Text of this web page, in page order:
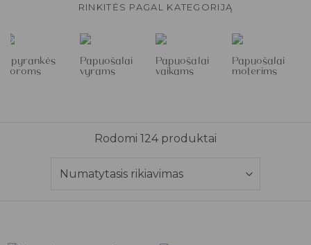
RINKITĖS PAGAL KATEGORIJĄ
Apyrankės
poroms
Papuošalai
vyrams
Papuošalai
vaikams
Papuošalai
moterims
Rodomi 124 produktai